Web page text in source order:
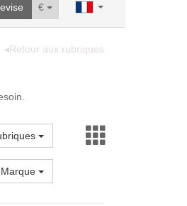
€
◂Retour aux rubriques
Marque